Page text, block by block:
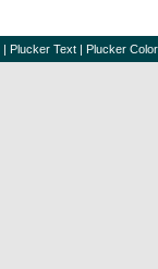
| Plucker Text | Plucker Color